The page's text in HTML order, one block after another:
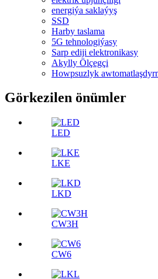
energiýa saklaýyş
SSD
Harby taslama
5G tehnologiýasy
Sarp ediji elektronikasy
Akylly Ölçegçi
Howpsuzlyk
Görkezilen önümler
LED
LKE
LKD
CW3H
CW6